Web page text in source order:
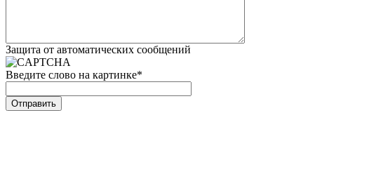
Защита от автоматических сообщений
Введите слово на картинке*